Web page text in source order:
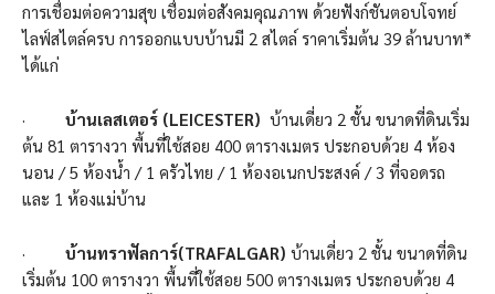
การเชื่อมต่อความสุข เชื่อมต่อสังคมคุณภาพ ด้วยฟังก์ชันตอบโจทย์
ไลฟ์สไตล์ครบ การออกแบบบ้านมี 2 สไตล์ ราคาเริ่มต้น 39 ล้านบาท*
ได้แก่
· บ้านเลสเตอร์ (LEICESTER) บ้านเดี่ยว 2 ชั้น ขนาดที่ดินเริ่ม
ต้น 81 ตารางวา พื้นที่ใช้สอย 400 ตารางเมตร ประกอบด้วย 4 ห้อง
นอน / 5 ห้องน้ำ / 1 ครัวไทย / 1 ห้องอเนกประสงค์ / 3 ที่จอดรถ
และ 1 ห้องแม่บ้าน
· บ้านทราฟัลการ์(TRAFALGAR) บ้านเดี่ยว 2 ชั้น ขนาดที่ดิน
เริ่มต้น 100 ตารางวา พื้นที่ใช้สอย 500 ตารางเมตร ประกอบด้วย 4